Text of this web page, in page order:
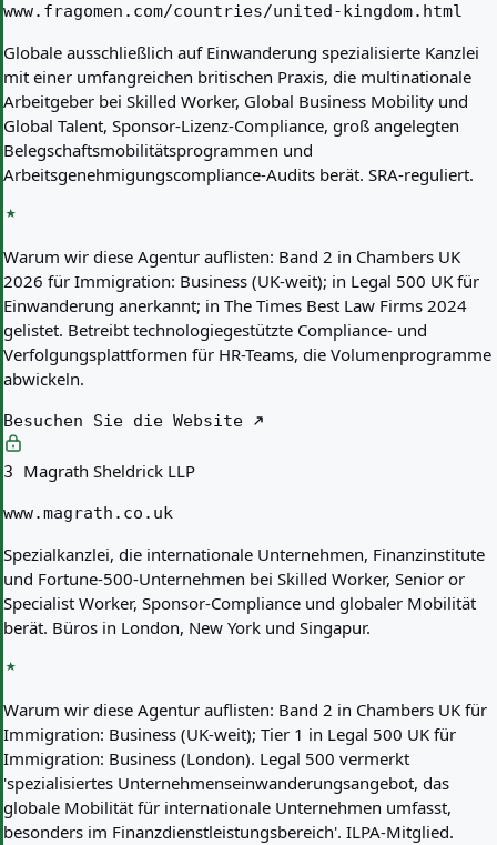
www.fragomen.com/countries/united-kingdom.html
Globale ausschließlich auf Einwanderung spezialisierte Kanzlei
mit einer umfangreichen britischen Praxis, die multinationale
Arbeitgeber bei Skilled Worker, Global Business Mobility und
Global Talent, Sponsor-Lizenz-Compliance, groß angelegten
Belegschaftsmobilitätsprogrammen und
Arbeitsgenehmigungscompliance-Audits berät. SRA-reguliert.
Warum wir diese Agentur auflisten: Band 2 in Chambers UK
2026 für Immigration: Business (UK-weit); in Legal 500 UK für
Einwanderung anerkannt; in The Times Best Law Firms 2024
gelistet. Betreibt technologiegestützte Compliance- und
Verfolgungsplattformen für HR-Teams, die Volumenprogramme
abwickeln.
Besuchen Sie die Website
3 Magrath Sheldrick LLP
www.magrath.co.uk
Spezialkanzlei, die internationale Unternehmen, Finanzinstitute
und Fortune-500-Unternehmen bei Skilled Worker, Senior or
Specialist Worker, Sponsor-Compliance und globaler Mobilität
berät. Büros in London, New York und Singapur.
Warum wir diese Agentur auflisten: Band 2 in Chambers UK für
Immigration: Business (UK-weit); Tier 1 in Legal 500 UK für
Immigration: Business (London). Legal 500 vermerkt
'spezialisiertes Unternehmenseinwanderungsangebot, das
globale Mobilität für internationale Unternehmen umfasst,
besonders im Finanzdienstleistungsbereich'. ILPA-Mitglied.